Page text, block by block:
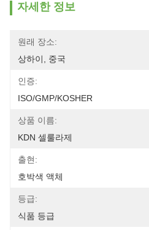
자세한 정보
원래 장소:
상하이, 중국
인증:
ISO/GMP/KOSHER
상품 이름:
KDN 셀룰라제
출현:
호박색 액체
등급:
식품 등급